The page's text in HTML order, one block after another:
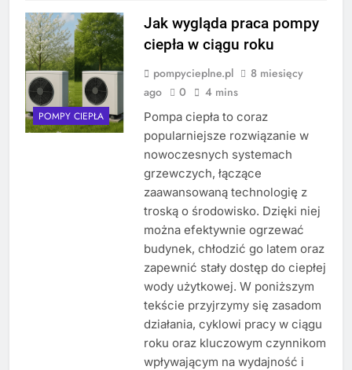
POMPY CIEPŁA
Jak wygląda praca pompy
ciepła w ciągu roku
pompycieplne.pl
8 miesięcy
ago
0 4 mins
Pompa ciepła to coraz
popularniejsze rozwiązanie w
nowoczesnych systemach
grzewczych, łączące
zaawansowaną technologię z
troską o środowisko. Dzięki niej
można efektywnie ogrzewać
budynek, chłodzić go latem oraz
zapewnić stały dostęp do ciepłej
wody użytkowej. W poniższym
tekście przyjrzymy się zasadom
działania, cyklowi pracy w ciągu
roku oraz kluczowym czynnikom
wpływającym na wydajność i